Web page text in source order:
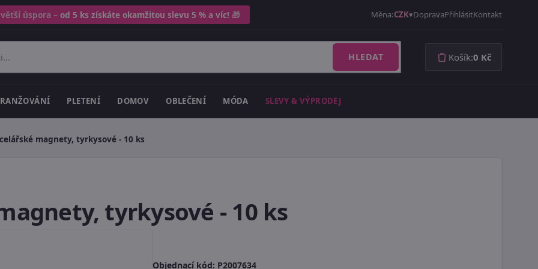
úspora – od 5 ks získáte okamžitou slevu 5 % a víc! 🎁 Měna:CZK DopravaPřihlásitKontakt
HLEDAT Košík:0 Kč
PLETENÍ DOMOV OBLEČENÍ MÓDA SLEVY & VÝPRODEJ
magnety, tyrkysové - 10 ks
tyrkysové - 10 ks
Objednací kód: P2007634